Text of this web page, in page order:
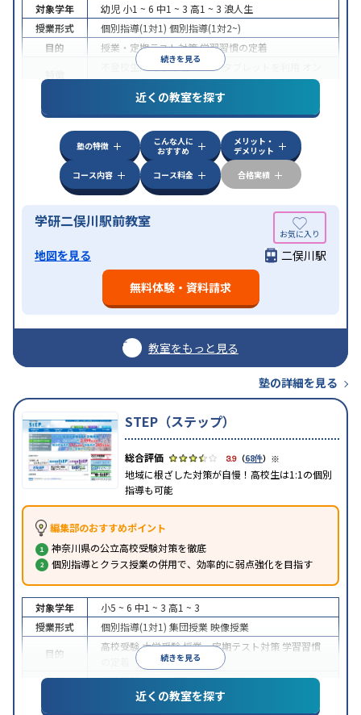
続きを見る
対象学年 幼児 小1 ~ 6 中1 ~ 3 高1 ~ 3 浪人生
授業形式
個別指導(1対1) 個別指導(1対2~)
目的
授業・定期テスト対策学習習慣の定着
不登校生に対応学習にPC・タブレットを利用
ライン対応
近くの教室を探す
塾の特徴
こんな人に
おすすめ
メリット・
デメリット
コース内容
コース料金 合格実績
学研二俣川駅前教室
地図を見る
二俣川駅
無料体験・資料請求
教室をもっと見る
塾の詳細を見る
STEP（ステップ）
3.9 （68件） ※
地域に根ざした対策が自慢！高校生は1:1の個別
指導も可能
編集部のおすすめポイント
神奈川県の公立高校受験対策を徹底
個別指導とクラス授業の併用で、効率的に弱点強化を目指す
続きを見る
対象学年 小5 ~ 6 中1 ~ 3 高1 ~ 3
授業形式
個別指導(1対1) 集団授業映像授業
目的
高校受験大学受験授業・定期テスト対策 学習習慣
特徴
季節講習のみの受講可
小学校高学年の集団塾アンケート調査方法
近くの教室を探す